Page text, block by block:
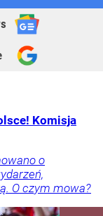
Komisja
o
O czym mowa?